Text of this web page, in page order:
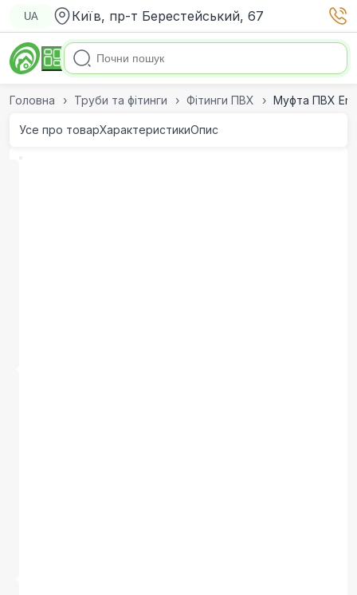
UA Київ, пр-т Берестейський, 67
Головна Труби та фітинги Фітинги ПВХ Муфта ПВХ Era
Усе про товарХарактеристикиОпис